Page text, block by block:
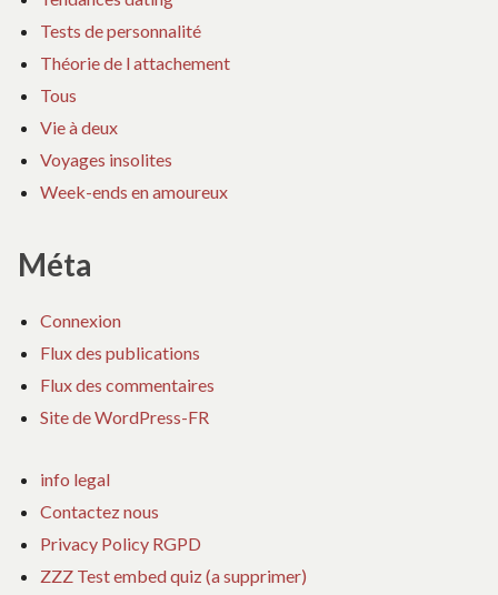
Tests de personnalité
Théorie de l attachement
Tous
Vie à deux
Voyages insolites
Week-ends en amoureux
Méta
Connexion
Flux des publications
Flux des commentaires
Site de WordPress-FR
info legal
Contactez nous
Privacy Policy RGPD
ZZZ Test embed quiz (a supprimer)